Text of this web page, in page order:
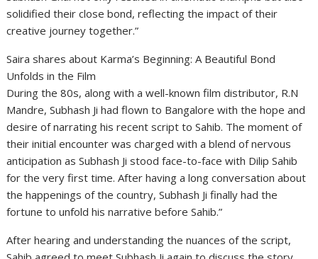
solidified their close bond, reflecting the impact of their
creative journey together.”
Saira shares about Karma’s Beginning: A Beautiful Bond
Unfolds in the Film
During the 80s, along with a well-known film distributor, R.N
Mandre, Subhash Ji had flown to Bangalore with the hope and
desire of narrating his recent script to Sahib. The moment of
their initial encounter was charged with a blend of nervous
anticipation as Subhash Ji stood face-to-face with Dilip Sahib
for the very first time. After having a long conversation about
the happenings of the country, Subhash Ji finally had the
fortune to unfold his narrative before Sahib.”
After hearing and understanding the nuances of the script,